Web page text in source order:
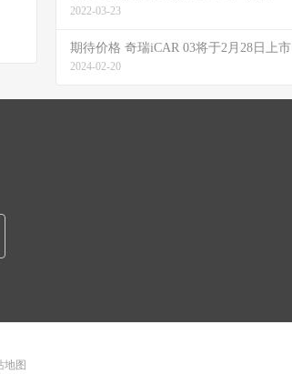
2022-03-23
期待价格 奇瑞iCAR 03将于2月28日上市
2024-02-20
地图